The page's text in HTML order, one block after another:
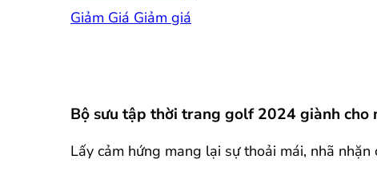
Giảm Giá
Bộ sưu tập thời trang golf 2024 giành cho
Lấy cảm hứng mang lại sự thoải mái, nhã